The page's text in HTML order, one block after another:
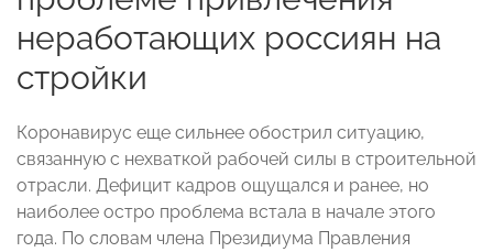
неработающих россиян на
стройки
Коронавирус еще сильнее обострил ситуацию,
связанную с нехваткой рабочей силы в строительной
отрасли. Дефицит кадров ощущался и ранее, но
наиболее остро проблема встала в начале этого
года. По словам члена Президиума Правления